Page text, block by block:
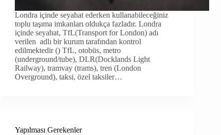
Londra içinde seyahat ederken kullanabileceğiniz
toplu taşıma imkanları oldukça fazladır. Londra
içinde seyahat, TfL(Transport for London) adı
verilen adlı bir kurum tarafından kontrol
edilmektedir () TfL, otobüs, metro
(underground/tube), DLR(Docklands Light
Railway), tramvay (trams), tren (London
Overground), taksi, özel taksiler…
Yapılması Gerekenler